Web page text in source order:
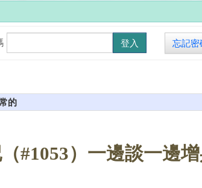
忘記密
的
#1053）一邊談一邊